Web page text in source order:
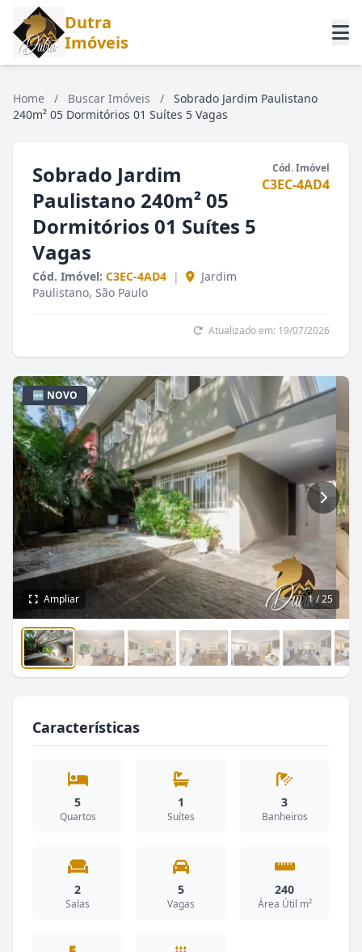
Dutra
Imóveis
Home / Buscar Imóveis /
Sobrado Jardim Paulistano
240m² 05 Dormitórios 01 Suítes 5 Vagas
Sobrado Jardim
Paulistano 240m² 05
Dormitórios 01 Suítes 5
Vagas
Cód. Imóvel: C3EC-4AD4 |
Jardim
Paulistano, São Paulo
Cód. Imóvel
C3EC-4AD4
Atualizado em: 19/07/2026
1/ 25
🆕 NOVO
Ampliar
Características
5
Quartos
1
Suítes
3
Banheiros
2
Salas
5
Vagas
240
Área Útil m²